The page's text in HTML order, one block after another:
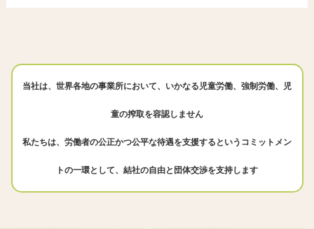
当社は、世界各地の事業所において、いかなる児童労働、強制労働、児
童の搾取を容認しません
私たちは、労働者の公正かつ公平な待遇を支援するというコミットメン
トの一環として、結社の自由と団体交渉を支持します